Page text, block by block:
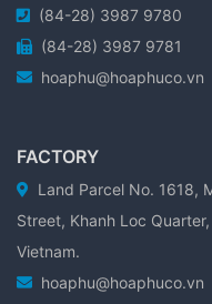
(84-28) 3987 9780
(84-28) 3987 9781
hoaphu@hoaphuco.vn
FACTORY
Land Parcel No. 1618,
Street, Khanh Loc
Vietnam.
hoaphu@hoaphuco.vn